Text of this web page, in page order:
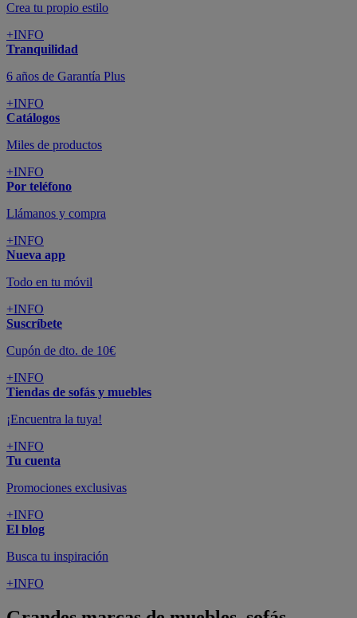
Crea tu propio estilo
+INFO
Tranquilidad
6 años de Garantía Plus
+INFO
Catálogos
Miles de productos
+INFO
Por teléfono
Llámanos y compra
+INFO
Nueva app
Todo en tu móvil
+INFO
Suscríbete
Cupón de dto. de 10€
+INFO
Tiendas de sofás y muebles
¡Encuentra la tuya!
+INFO
Tu cuenta
Promociones exclusivas
+INFO
El blog
Busca tu inspiración
+INFO